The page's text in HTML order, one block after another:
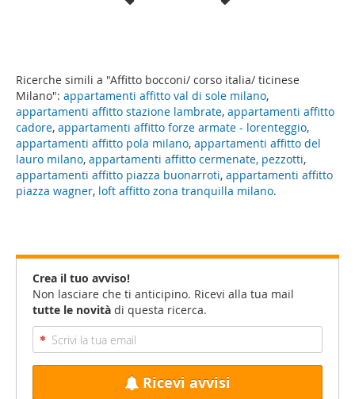
Ricerche simili a "Affitto bocconi/ corso italia/ ticinese
Milano": appartamenti affitto val di sole milano,
appartamenti affitto stazione lambrate, appartamenti affitto
cadore, appartamenti affitto forze armate - lorenteggio,
appartamenti affitto pola milano, appartamenti affitto del
lauro milano, appartamenti affitto cermenate, pezzotti,
appartamenti affitto piazza buonarroti, appartamenti affitto
piazza wagner, loft affitto zona tranquilla milano.
Crea il tuo avviso!
Non lasciare che ti anticipino. Ricevi alla tua mail
tutte le novità di questa ricerca.
Ricevi avvisi